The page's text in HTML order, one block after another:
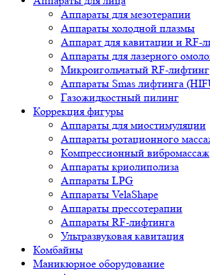
Аппараты для мезотерапии
Аппараты холодной плазмы
Аппарат для кавитации и RF-
Аппараты для лазерного
Микроигольчатый RF-лифтинг
Аппараты Smas лифтинга
Газожидкостный пилинг
Коррекция фигуры
Аппараты для миостимуляции
Аппараты ротационного
Компрессионный вибромассаж
Аппараты криолиполиза
Аппараты LPG
Аппараты VelaShape
Аппараты прессотерапии
Аппараты RF-лифтинга
Ультразвуковая кавитация
Комбайны
Маникюрное оборудование